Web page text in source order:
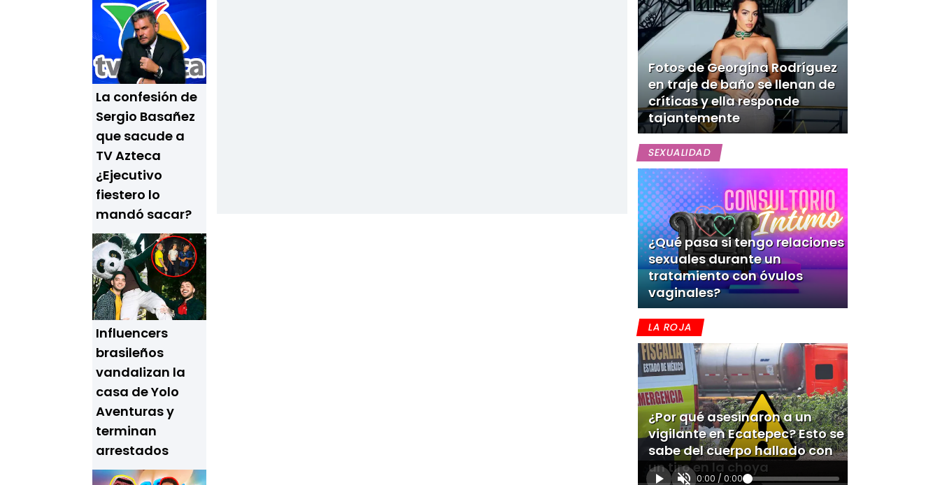
La confesión de
Sergio Basañez
que sacude a
TV Azteca
¿Ejecutivo
fiestero lo
mandó sacar?
Influencers
brasileños
vandalizan la
casa de Yolo
Aventuras y
terminan
arrestados
Fotos de Georgina Rodríguez
en traje de baño se llenan de
críticas y ella responde
tajantemente
SEXUALIDAD
¿Qué pasa si tengo relaciones
sexuales durante un
tratamiento con óvulos
vaginales?
LA ROJA
¿Por qué asesinaron a un
vigilante en Ecatepec? Esto se
sabe del cuerpo hallado con
un tiro en la choya
0:00 / 0:00